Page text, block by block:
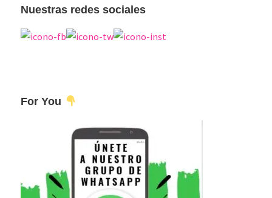
Nuestras redes sociales
For You